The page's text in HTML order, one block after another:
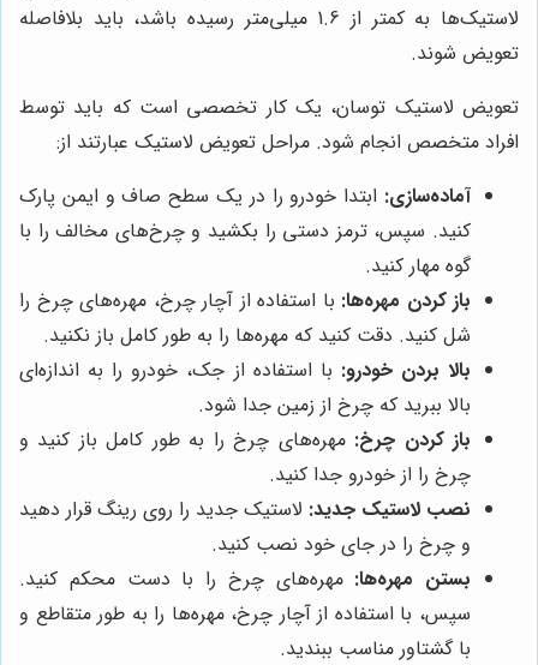
لاستیک‌ها به کمتر از 1.6 میلی‌متر رسیده باشد، باید بلافاصله
تعویض شوند.
تعویض لاستیک توسان، یک کار تخصصی است که باید توسط
افراد متخصص انجام شود. مراحل تعویض لاستیک عبارتند از:
آماده‌سازی: ابتدا خودرو را در یک سطح صاف و ایمن پارک
کنید. سپس، ترمز دستی را بکشید و چرخ‌های مخالف را با
گوه مهار کنید.
باز کردن مهره‌ها: با استفاده از آچار چرخ، مهره‌های چرخ را
شل کنید. دقت کنید که مهره‌ها را به طور کامل باز نکنید.
بالا بردن خودرو: با استفاده از جک، خودرو را به اندازه‌ای
بالا ببرید که چرخ از زمین جدا شود.
باز کردن چرخ: مهره‌های چرخ را به طور کامل باز کنید و
چرخ را از خودرو جدا کنید.
نصب لاستیک جدید: لاستیک جدید را روی رینگ قرار دهید
و چرخ را در جای خود نصب کنید.
بستن مهره‌ها: مهره‌های چرخ را با دست محکم کنید.
سپس، با استفاده از آچار چرخ، مهره‌ها را به طور متقاطع و
با گشتاور مناسب ببندید.